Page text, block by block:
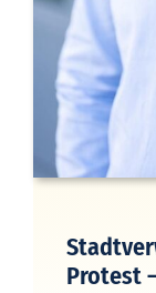
Protest